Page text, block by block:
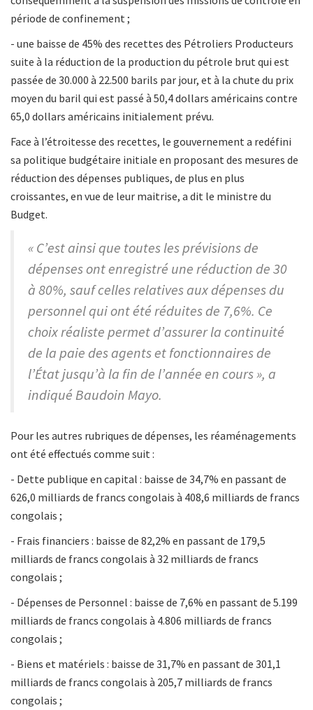
période de confinement ;
- une baisse de 45% des recettes des Pétroliers Producteurs
suite à la réduction de la production du pétrole brut qui est
passée de 30.000 à 22.500 barils par jour, et à la chute du prix
moyen du baril qui est passé à 50,4 dollars américains contre
65,0 dollars américains initialement prévu.
Face à l’étroitesse des recettes, le gouvernement a redéfini
sa politique budgétaire initiale en proposant des mesures de
réduction des dépenses publiques, de plus en plus
croissantes, en vue de leur maitrise, a dit le ministre du
Budget.
« C’est ainsi que toutes les prévisions de
dépenses ont enregistré une réduction de 30
à 80%, sauf celles relatives aux dépenses du
personnel qui ont été réduites de 7,6%. Ce
choix réaliste permet d’assurer la continuité
de la paie des agents et fonctionnaires de
l’État jusqu’à la fin de l’année en cours », a
indiqué Baudoin Mayo.
Pour les autres rubriques de dépenses, les réaménagements
ont été effectués comme suit :
- Dette publique en capital : baisse de 34,7% en passant de
626,0 milliards de francs congolais à 408,6 milliards de francs
congolais ;
- Frais financiers : baisse de 82,2% en passant de 179,5
milliards de francs congolais à 32 milliards de francs
congolais ;
- Dépenses de Personnel : baisse de 7,6% en passant de 5.199
milliards de francs congolais à 4.806 milliards de francs
congolais ;
- Biens et matériels : baisse de 31,7% en passant de 301,1
milliards de francs congolais à 205,7 milliards de francs
congolais ;